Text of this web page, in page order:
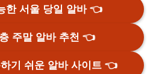
한 서울 당일 알바👈
주말 알바 추천👈
하기 쉬운 알바 사이트👈